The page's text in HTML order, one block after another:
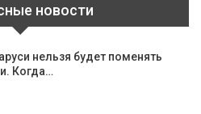
новости
нельзя будет поменять
Когда…